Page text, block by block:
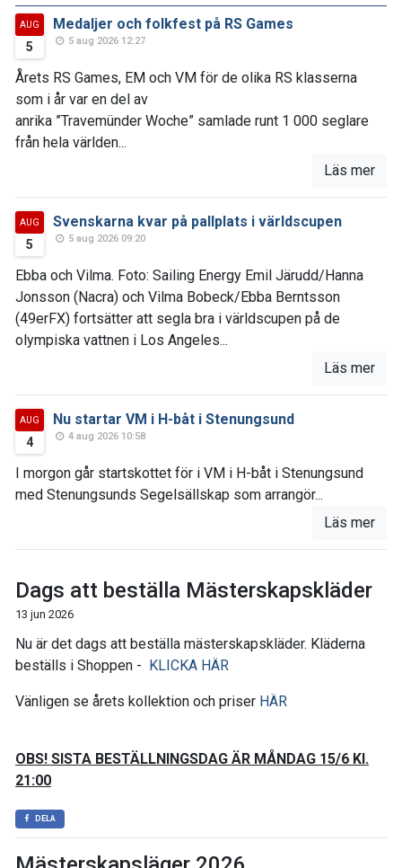
AUG
5
Medaljer och folkfest på RS Games
5 aug 2026 12:27
Årets RS Games, EM och VM för de olika RS klasserna
som i år var en del av
anrika ”Travemünder Woche” samlade runt 1 000 seglare
från hela världen...
Läs mer
AUG
5
Svenskarna kvar på pallplats i världscupen
5 aug 2026 09:20
Ebba och Vilma. Foto: Sailing Energy Emil Järudd/Hanna
Jonsson (Nacra) och Vilma Bobeck/Ebba Berntsson
(49erFX) fortsätter att segla bra i världscupen på de
olympiska vattnen i Los Angeles...
Läs mer
AUG
4
Nu startar VM i H-båt i Stenungsund
4 aug 2026 10:58
I morgon går startskottet för i VM i H-båt i Stenungsund
med Stenungsunds Segelsällskap som arrangör...
Läs mer
Dags att beställa Mästerskapskläder
13 jun 2026
Nu är det dags att beställa mästerskapskläder. Kläderna
beställs i Shoppen - KLICKA HÄR
Vänligen se årets kollektion och priser HÄR
OBS! SISTA BESTÄLLNINGSDAG ÄR MÅNDAG 15/6 Kl.
21:00
DELA